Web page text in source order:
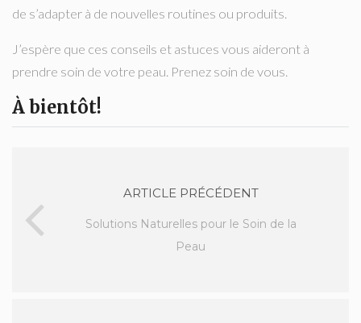
de s’adapter à de nouvelles routines ou produits.
J’espère que ces conseils et astuces vous aideront à
prendre soin de votre peau. Prenez soin de vous.
À bientôt!
ARTICLE PRÉCÉDENT
Solutions Naturelles pour le Soin de la
Peau